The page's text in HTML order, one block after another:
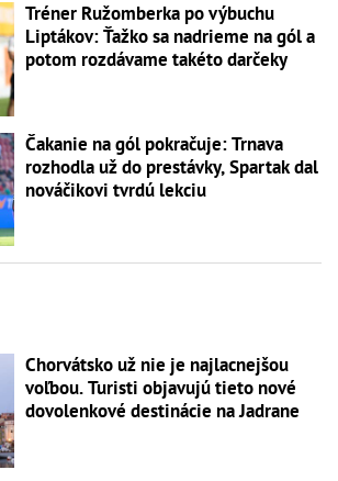
Tréner Ružomberka po výbuchu
Liptákov: Ťažko sa nadrieme na gól a
potom rozdávame takéto darčeky
Čakanie na gól pokračuje: Trnava
rozhodla už do prestávky, Spartak dal
nováčikovi tvrdú lekciu
Chorvátsko už nie je najlacnejšou
voľbou. Turisti objavujú tieto nové
dovolenkové destinácie na Jadrane